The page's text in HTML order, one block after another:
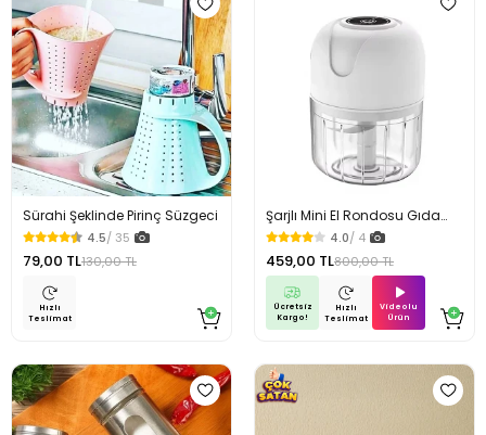
Sürahi Şeklinde Pirinç Süzgeci
4.5/ 35
79,00 TL130,00 TL
Hızlı
Teslimat
Şarjlı Mini El Rondosu Gıda
Doğrayıcı 3 Bıçaklı
4.0/ 4
459,00 TL800,00 TL
Ücretsiz
Kargo!
Hızlı
Teslimat
Videolu
Ürün